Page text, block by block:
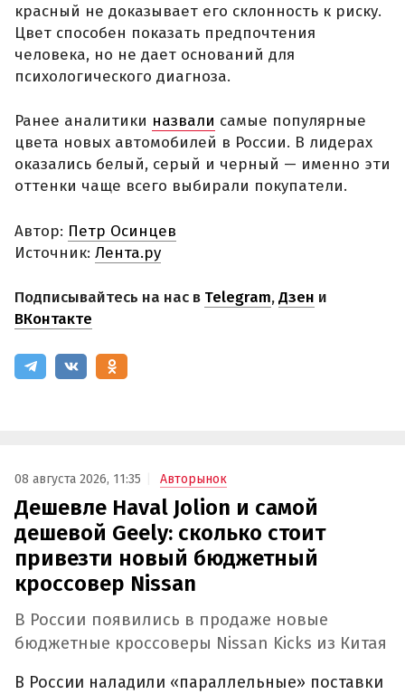
красный не доказывает его склонность к риску.
Цвет способен показать предпочтения
человека, но не дает оснований для
психологического диагноза.
Ранее аналитики назвали самые популярные
цвета новых автомобилей в России. В лидерах
оказались белый, серый и черный — именно эти
оттенки чаще всего выбирали покупатели.
Автор: Петр Осинцев
Источник: Лента.ру
Подписывайтесь на нас в Telegram,Дзен и
ВКонтакте
08 августа 2026, 11:35 Авторынок
Дешевле Haval Jolion и самой
дешевой Geely: сколько стоит
привезти новый бюджетный
кроссовер Nissan
В России появились в продаже новые
бюджетные кроссоверы Nissan Kicks из Китая
В России наладили «параллельные» поставки